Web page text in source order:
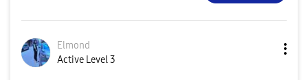
Elmond
Active Level 3